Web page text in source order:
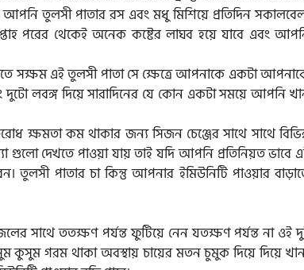
তুলসী পাতার রস এবং মধু মিশিয়ে প্রতিদিন
পরের থেকেই অনেক কষ্টের লাঘব হয়ে যাবে এবং
সক্ষম এই তুলসী পাতা সে ক্ষেত্রে আপনাকে একটা
লবঙ্গ দিয়ে সারাদিনের যে কোন একটা সময়ে আপনি
ক্ষমতা কম থাকার জন্য সিজন চেঞ্জের সাথে সাথে
গুলো দেখতে পাওয়া যায় তাই যদি আপনি প্রতিনিয়ত ভাবে
তুলসী পাতার চা কিন্তু আপনার ইমিউনিটি পাওয়ার
সাথে ততক্ষণ পর্যন্ত ফুটিয়ে নেন যতক্ষণ পর্যন্ত না ওই
গরম থাকা অবস্থায় চায়ের মতন চুমুক দিয়ে দিয়ে